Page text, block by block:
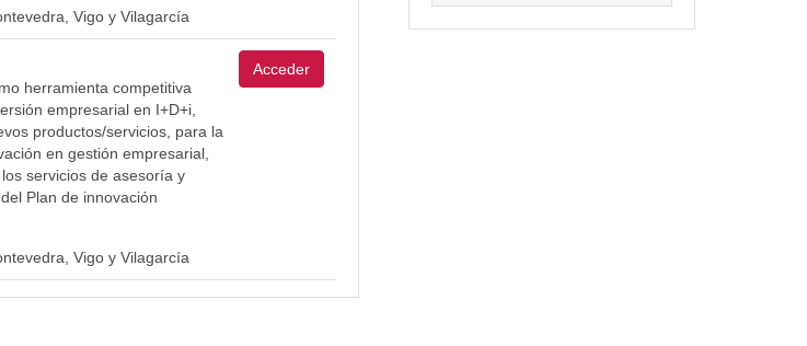
Vigo y Vilagarcía
herramienta competitiva
empresarial en I+D+i,
productos/servicios, para la
en gestión empresarial,
servicios de asesoría y
Plan de innovación
Vigo y Vilagarcía
Acceder